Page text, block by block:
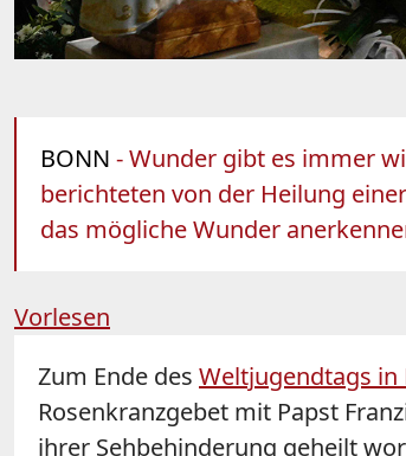
BONN - Wunder gibt es immer
berichteten von der Heilung
das mögliche Wunder
Vorlesen
Zum Ende des Weltjugendtags in
Rosenkranzgebet mit Papst
ihrer Sehbehinderung geheilt